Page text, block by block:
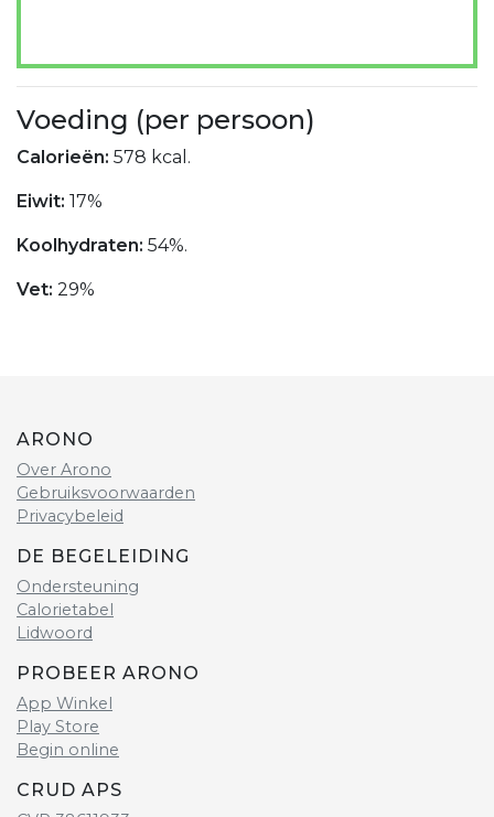
Voeding (per persoon)
Calorieën: 578 kcal.
Eiwit: 17%
Koolhydraten: 54%.
Vet: 29%
ARONO
Over Arono
Gebruiksvoorwaarden
Privacybeleid
DE BEGELEIDING
Ondersteuning
Calorietabel
Lidwoord
PROBEER ARONO
App Winkel
Play Store
Begin online
CRUD APS